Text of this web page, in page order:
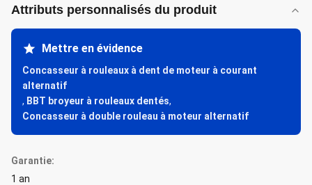
Attributs personnalisés du produit
Mettre en évidence
Concasseur à rouleaux à dent de moteur à courant
alternatif
, BBT broyeur à rouleaux dentés,
Concasseur à double rouleau à moteur alternatif
Garantie:
1 an